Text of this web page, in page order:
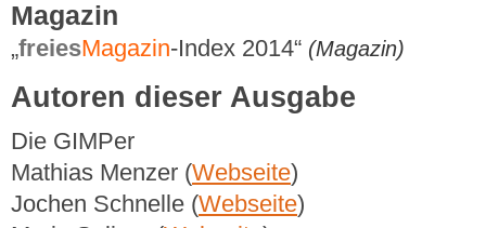
Magazin
„freiesMagazin-Index 2014“ (Magazin)
Autoren dieser Ausgabe
Die GIMPer
Mathias Menzer (Webseite)
Jochen Schnelle (Webseite)